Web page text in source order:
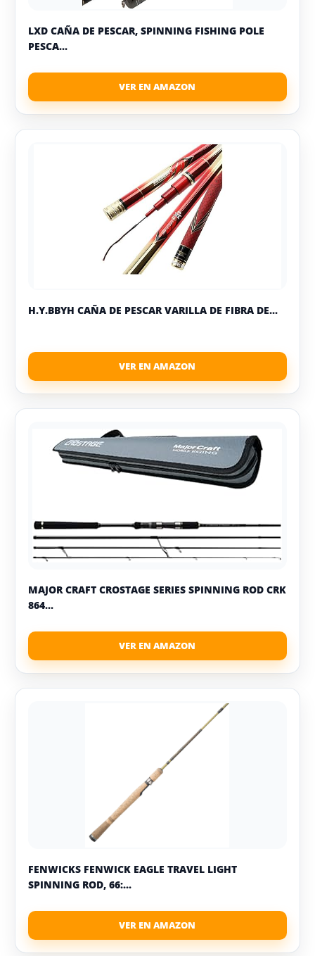
LXD CAÑA DE PESCAR, SPINNING FISHING POLE
PESCA...
H.Y.BBYH CAÑA DE PESCAR VARILLA DE FIBRA DE...
MAJOR CRAFT CROSTAGE SERIES SPINNING ROD CRK
864...
FENWICKS FENWICK EAGLE TRAVEL LIGHT
SPINNING ROD, 66:...